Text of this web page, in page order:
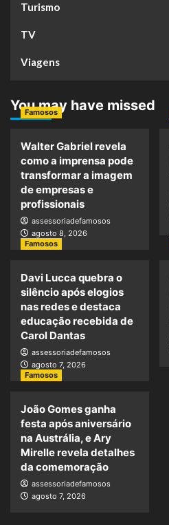
Turismo
TV
Viagens
You may have missed
Famosos
Walter Gabriel revela
como a imprensa pode
transformar a imagem
de empresas e
profissionais
assessoriadefamosos
agosto 8, 2026
Famosos
Davi Lucca quebra o
silêncio após elogios
nas redes e destaca
educação recebida de
Carol Dantas
assessoriadefamosos
agosto 7, 2026
Famosos
João Gomes ganha
festa após aniversário
na Austrália, e Ary
Mirelle revela detalhes
da comemoração
assessoriadefamosos
agosto 7, 2026